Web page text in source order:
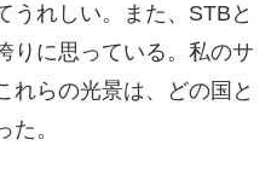
うれしい。また、STBと
りに思っている。私のサ
れらの光景は、どの国と
た。